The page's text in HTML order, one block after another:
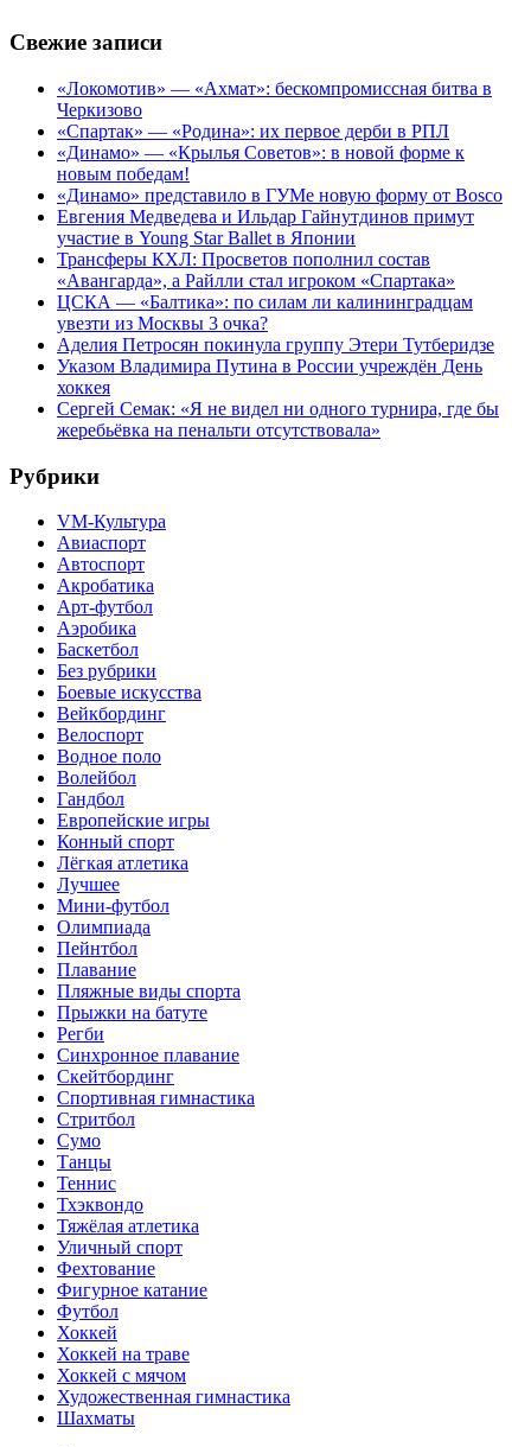
Свежие записи
«Локомотив» — «Ахмат»: бескомпромиссная битва в
Черкизово
«Спартак» — «Родина»: их первое дерби в РПЛ
«Динамо» — «Крылья Советов»: в новой форме к
новым победам!
«Динамо» представило в ГУМе новую форму от Bosco
Евгения Медведева и Ильдар Гайнутдинов примут
участие в Young Star Ballet в Японии
Трансферы КХЛ: Просветов пополнил состав
«Авангарда», а Райлли стал игроком «Спартака»
ЦСКА — «Балтика»: по силам ли калининградцам
увезти из Москвы 3 очка?
Аделия Петросян покинула группу Этери Тутберидзе
Указом Владимира Путина в России учреждён День
хоккея
Сергей Семак: «Я не видел ни одного турнира, где бы
жеребьёвка на пенальти отсутствовала»
Рубрики
VM-Культура
Авиаспорт
Автоспорт
Акробатика
Арт-футбол
Аэробика
Баскетбол
Без рубрики
Боевые искусства
Вейкбординг
Велоспорт
Водное поло
Волейбол
Гандбол
Европейские игры
Конный спорт
Лёгкая атлетика
Лучшее
Мини-футбол
Олимпиада
Пейнтбол
Плавание
Пляжные виды спорта
Прыжки на батуте
Регби
Синхронное плавание
Скейтбординг
Спортивная гимнастика
Стритбол
Сумо
Танцы
Теннис
Тхэквондо
Тяжёлая атлетика
Уличный спорт
Фехтование
Фигурное катание
Футбол
Хоккей
Хоккей на траве
Хоккей с мячом
Художественная гимнастика
Шахматы